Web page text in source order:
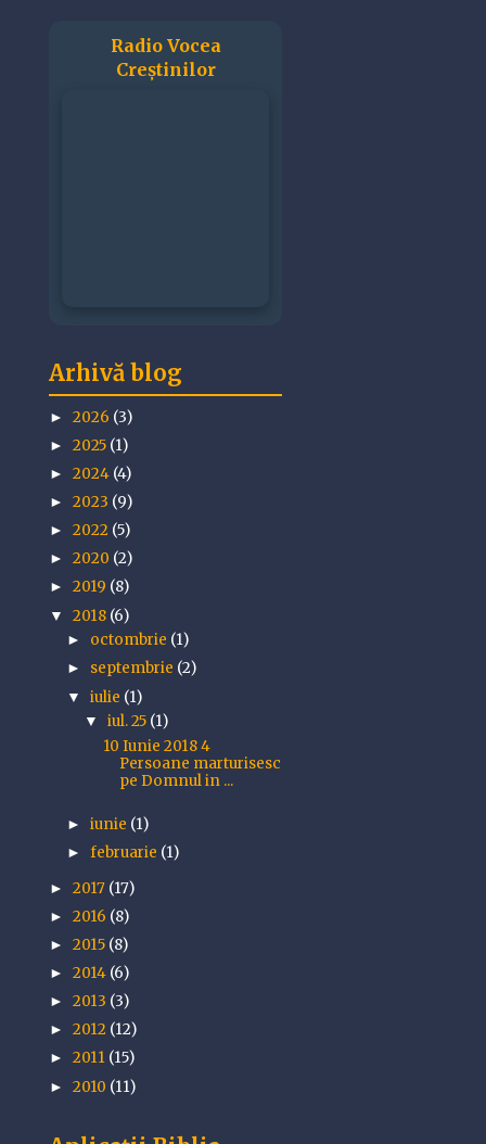
Radio Vocea
Creștinilor
Arhivă blog
► 2026 (3)
► 2025 (1)
► 2024 (4)
► 2023 (9)
► 2022 (5)
► 2020 (2)
► 2019 (8)
▼ 2018 (6)
► octombrie (1)
► septembrie (2)
▼iulie (1)
▼iul. 25 (1)
10 Iunie 2018 4
Persoane marturisesc
pe Domnul in ...
►iunie (1)
►februarie (1)
► 2017 (17)
► 2016 (8)
► 2015 (8)
► 2014 (6)
► 2013 (3)
► 2012 (12)
► 2011 (15)
► 2010 (11)